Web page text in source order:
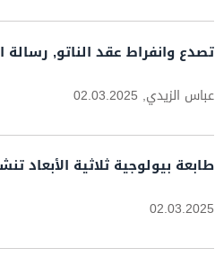
تصدع وانفراط عقد الناتو,
عباس الزيدي, 02.03.2025
طابعة بيولوجية ثلاثية
02.03.2025